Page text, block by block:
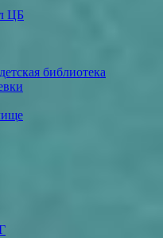
ЦБ
библиотека